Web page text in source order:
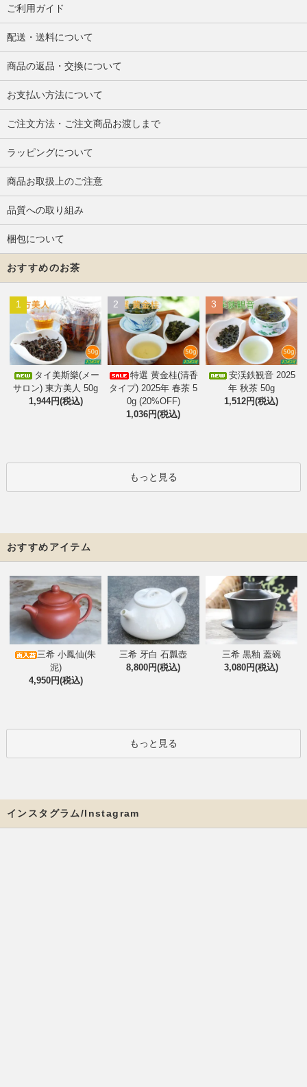
ご利用ガイド
配送・送料について
商品の返品・交換について
お支払い方法について
ご注文方法・ご注文商品お渡しまで
ラッピングについて
商品お取扱上のご注意
品質への取り組み
梱包について
おすすめのお茶
1
タイ美斯樂(メー
サロン) 東方美人 50g
1,944円(税込)
2
特選 黄金桂(清香
タイプ) 2025年 春茶 5
0g (20%OFF)
1,036円(税込)
3
安渓鉄観音 2025
年 秋茶 50g
1,512円(税込)
もっと見る
おすすめアイテム
三希 小鳳仙(朱
泥)
4,950円(税込)
三希 牙白 石瓢壺
8,800円(税込)
三希 黒釉 蓋碗
3,080円(税込)
もっと見る
インスタグラム/Instagram